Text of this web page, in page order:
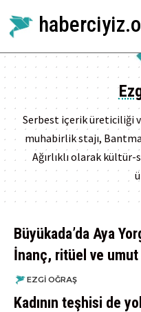
Serbest içerik üreticiliği
muhabirlik stajı,
Ağırlıklı olarak
Büyükada’da Aya
İnanç, ritüel ve umut
EZGI OĞRAŞ
Kadının teşhisi de